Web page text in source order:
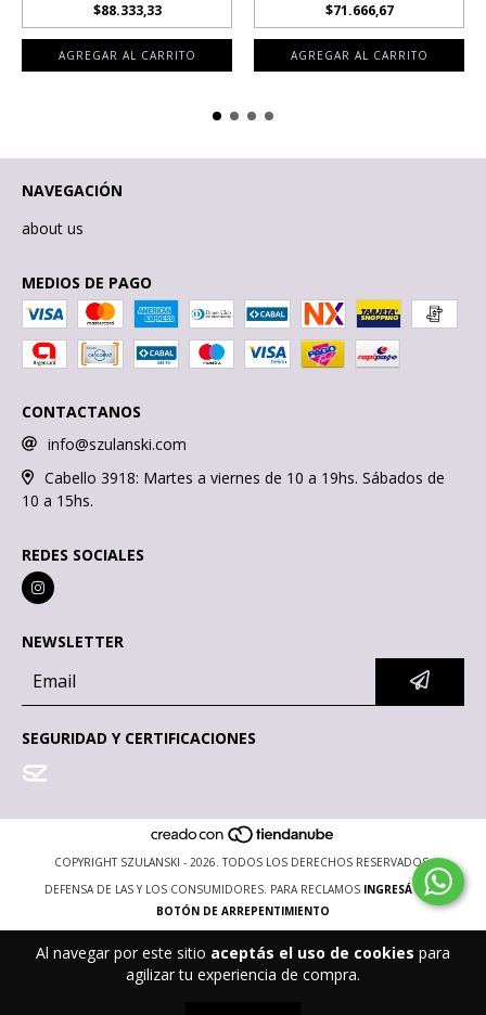
Al navegar por este sitio aceptás el uso de cookies para
agilizar tu experiencia de compra.
$88.333,33
$71.666,67
NAVEGACIÓN
about us
MEDIOS DE PAGO
CONTACTANOS
info@szulanski.com
Cabello 3918: Martes a viernes de 10 a 19hs. Sábados de
10 a 15hs.
REDES SOCIALES
NEWSLETTER
SEGURIDAD Y CERTIFICACIONES
COPYRIGHT SZULANSKI - 2026. TODOS LOS DERECHOS RESERVADOS.
DEFENSA DE LAS Y LOS CONSUMIDORES. PARA RECLAMOS INGRESÁ ACÁ.
BOTÓN DE ARREPENTIMIENTO